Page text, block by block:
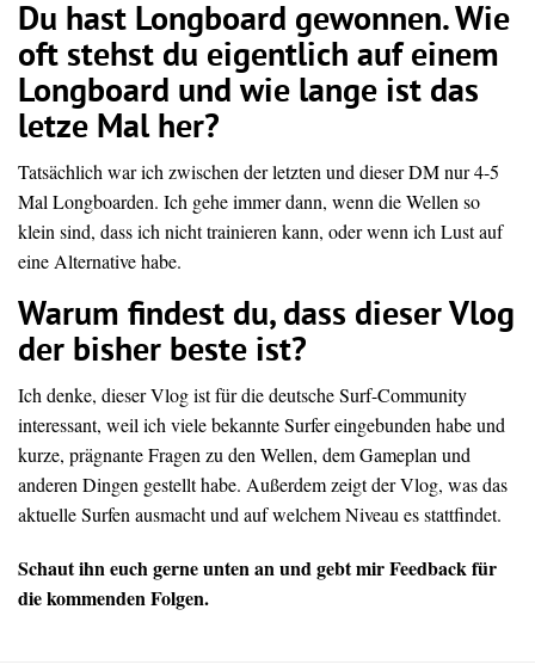
Du hast Longboard gewonnen. Wie
oft stehst du eigentlich auf einem
Longboard und wie lange ist das
letze Mal her?
Tatsächlich warich zwischen derletzten und dieserDMnur4-5
Mal Longboarden. Ich geheimmerdann, wenn dieWellen so
klein sind, dassich nichttrainieren kann, oderwenn ich Lustauf
eine Alternativehabe.
Warum findest du, dass dieserVlog
der bisher beste ist?
Ichdenke, dieserVlogistfürdiedeutscheSurf-Community
interessant, weilichvielebekannteSurfereingebundenhabeund
kurze, prägnanteFragenzudenWellen, demGameplanund
anderenDingen gestellthabe. Außerdem zeigt der Vlog, was das
aktuelle Surfen ausmacht und auf welchem Niveau es stattfindet.
Schautihn euch gerneunten an und gebtmirFeedback für
diekommenden Folgen.